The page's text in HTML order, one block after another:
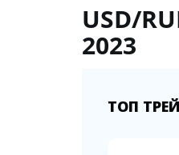
USD/
2023
ТОП